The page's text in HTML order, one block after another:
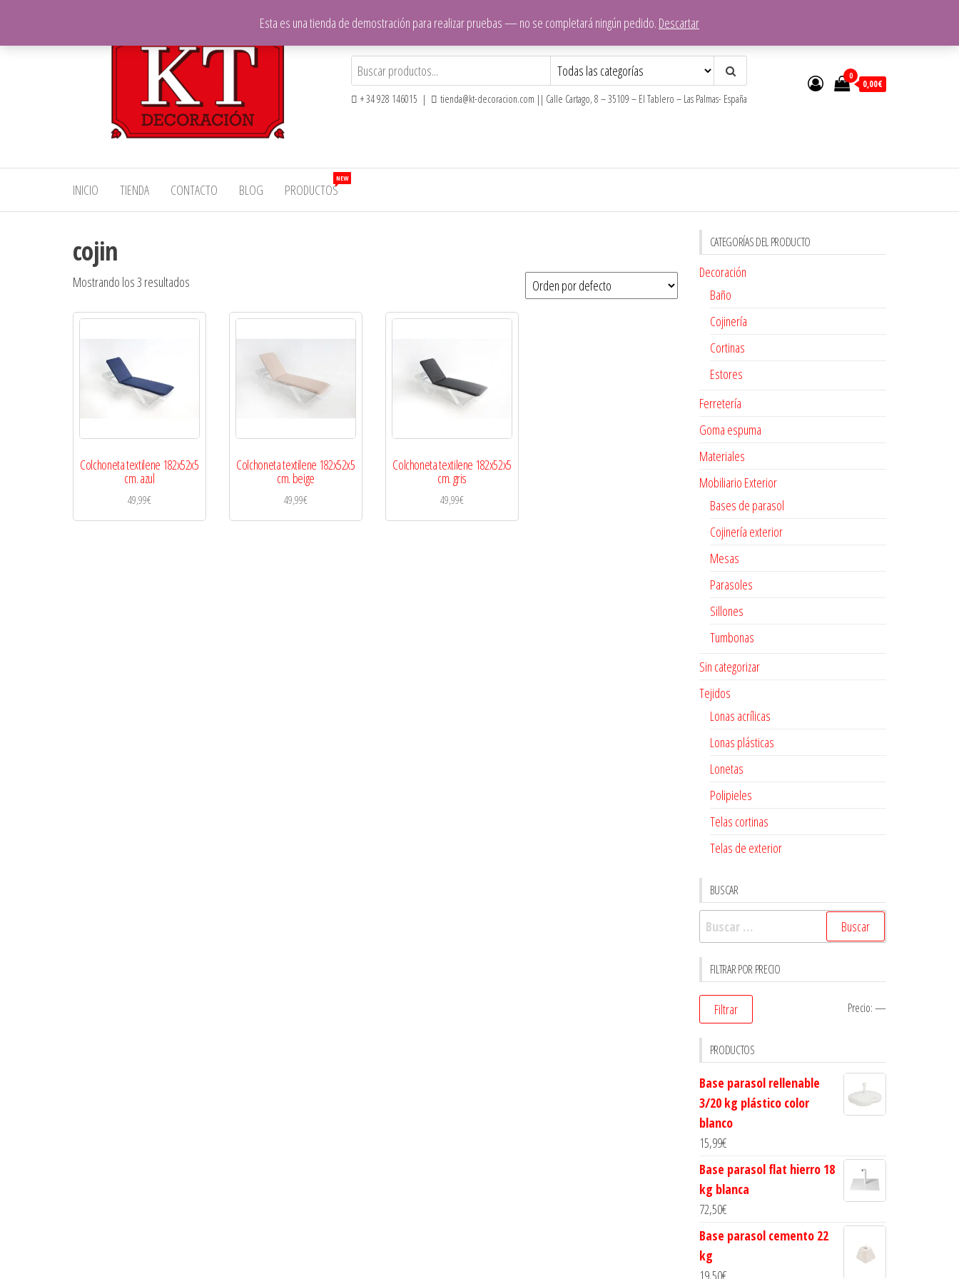
contenido
KT
Decoración
Decoración
+ 34 928 146015 | tienda@kt-decoracion.com || Calle Cartago, 8 – 35109 – El Tablero – Las Palmas- España
0
0,00€
INICIO TIENDA CONTACTO BLOG PRODUCTOS
NEW
cojin
Mostrando los 3 resultados
Colchoneta textilene 182x52x5
cm. azul
49,99€
Colchoneta textilene 182x52x5
cm. beige
49,99€
Colchoneta textilene 182x52x5
cm. gris
49,99€
CATEGORÍAS DEL PRODUCTO
Decoración
Baño
Cojinería
Cortinas
Estores
Ferretería
Goma espuma
Materiales
Mobiliario Exterior
Bases de parasol
Cojinería exterior
Mesas
Parasoles
Sillones
Tumbonas
Sin categorizar
Tejidos
Lonas acrílicas
Lonas plásticas
Lonetas
Polipieles
Telas cortinas
Telas de exterior
BUSCAR
Buscar:
FILTRAR POR PRECIO
Filtrar Precio:—
PRODUCTOS
Base parasol rellenable
3/20 kg plástico color
blanco
15,99€
Base parasol flat hierro 18
kg blanca
72,50€
Base parasol cemento 22
kg
19,50€
Esta es una tienda de demostración para realizar pruebas — no se completará ningún pedido. Descartar